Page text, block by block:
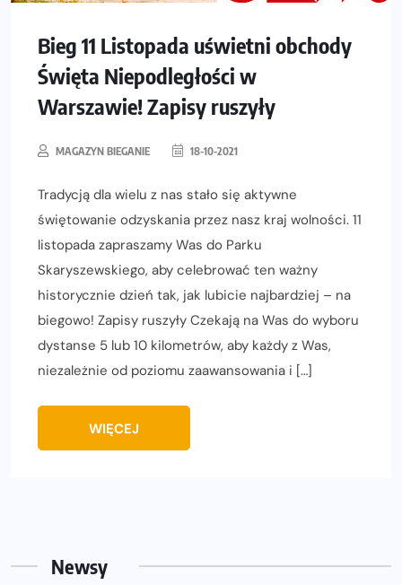
Bieg 11 Listopada uświetni obchody
Święta Niepodległości w
Warszawie! Zapisy ruszyły
MAGAZYN BIEGANIE 18-10-2021
Tradycją dla wielu z nas stało się aktywne
świętowanie odzyskania przez nasz kraj wolności. 11
listopada zapraszamy Was do Parku
Skaryszewskiego, aby celebrować ten ważny
historycznie dzień tak, jak lubicie najbardziej – na
biegowo! Zapisy ruszyły Czekają na Was do wyboru
dystanse 5 lub 10 kilometrów, aby każdy z Was,
niezależnie od poziomu zaawansowania i […]
WIĘCEJ
Newsy